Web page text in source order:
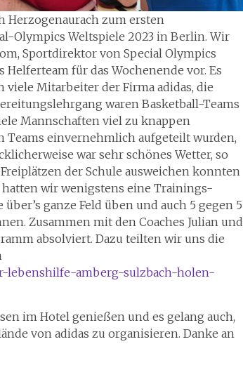
Herzogenaurach zum ersten
Olympics Weltspiele 2023 in Berlin. Wir
Sportdirektor von Special Olympics
für das Wochenende vor. Es
Mitarbeiter der Firma adidas, die
waren Basketball-Teams
Mannschaften viel zu knappen
Teams einvernehmlich aufgeteilt wurden,
war sehr schönes Wetter, so
der Schule ausweichen konnten
wir wenigstens eine Trainings-
ganze Feld üben und auch 5 gegen 5
Zusammen mit den Coaches Julian und
absolviert. Dazu teilten wir uns die
lebenshilfe-amberg-sulzbach-holen-
im Hotel genießen und es gelang auch,
von adidas zu organisieren. Danke an